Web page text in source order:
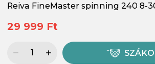
Reiva FineMaster spinning 240 8-
29 999 Ft